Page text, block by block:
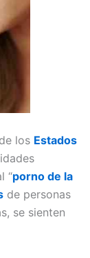
los Estados
“porno de la
de personas
se sienten